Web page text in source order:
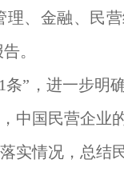
、金融、民
。
”，进一步明
中国民营企业
实情况，总结